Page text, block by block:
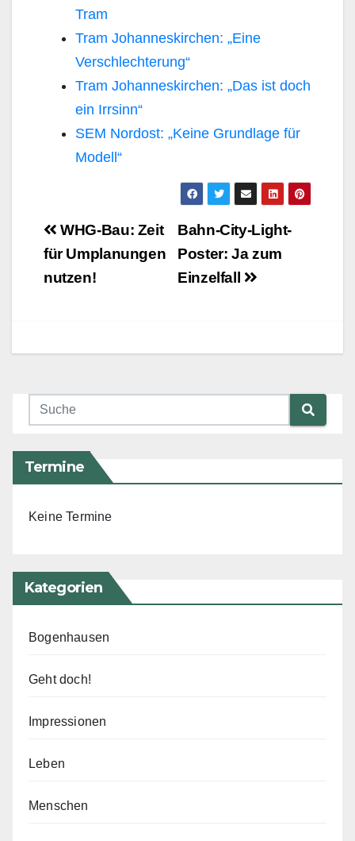
Tram
Tram Johanneskirchen: „Eine
Verschlechterung“
Tram Johanneskirchen: „Das ist doch
ein Irrsinn“
SEM Nordost: „Keine Grundlage für
Modell“
Beitragsnavigation
Bahn-City-Light-
Poster: Ja zum
Einzelfall
WHG-Bau: Zeit
für Umplanungen
nutzen!
Termine
Keine Termine
Kategorien
Bogenhausen
Geht doch!
Impressionen
Leben
Menschen